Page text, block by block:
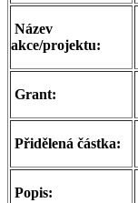
Název
akce/projektu:
Grant:
Přidělená částka:
Popis: